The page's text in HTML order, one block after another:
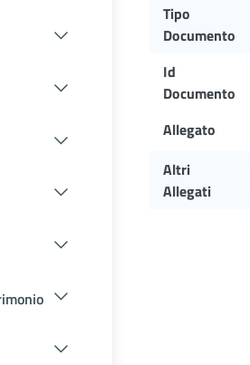
Tipo
Documento
Id
Documento
Allegato
Altri
Allegati